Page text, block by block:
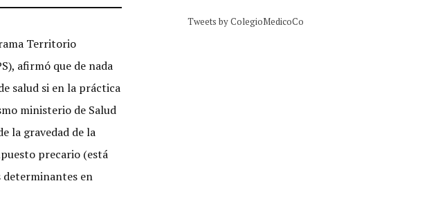
Territorio
afirmó que de nada
salud si en la práctica
ministerio de Salud
la gravedad de la
precario (está
determinantes en
Tweets by ColegioMedicoCo